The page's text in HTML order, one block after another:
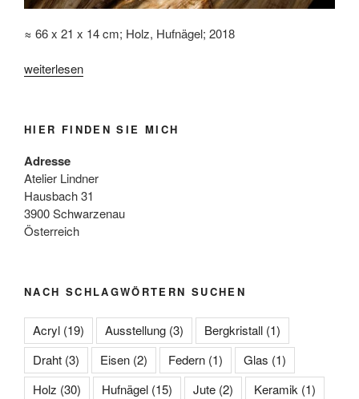
≈ 66 x 21 x 14 cm; Holz, Hufnägel; 2018
„„Kristallauge”“
weiterlesen
HIER FINDEN SIE MICH
Adresse
Atelier Lindner
Hausbach 31
3900 Schwarzenau
Österreich
NACH SCHLAGWÖRTERN SUCHEN
Acryl (19) Ausstellung (3) Bergkristall (1)
Draht (3) Eisen (2) Federn (1) Glas (1)
Holz (30) Hufnägel (15) Jute (2) Keramik (1)